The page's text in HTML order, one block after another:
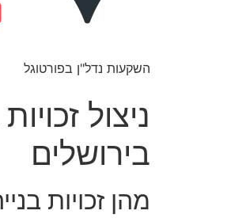
השקעות נדל"ן בפורטוגל
ניצול
בירושלים
מהן זכויות